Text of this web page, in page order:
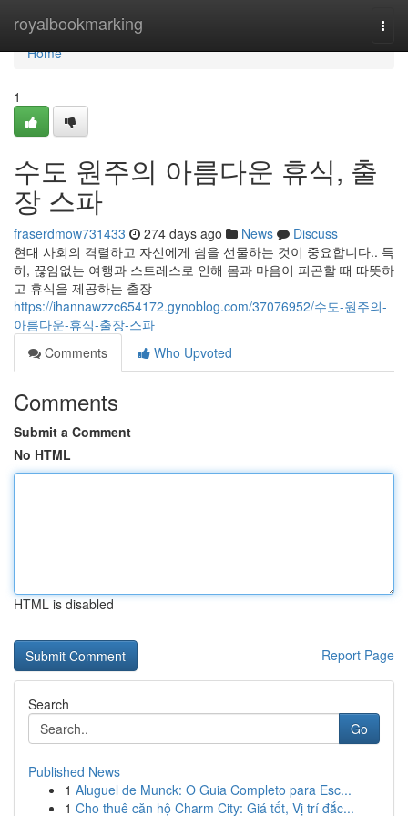
royalbookmarking
Home
Home
1
수도 원주의 아름다운 휴식, 출
장 스파
fraserdmow731433 274 days ago News
Discuss
현대 사회의 격렬하고 자신에게 쉼을 선물하는 것이 중요합니다.. 특
히, 끊임없는 여행과 스트레스로 인해 몸과 마음이 피곤할 때 따뜻하
고 휴식을 제공하는 출장
https://ihannawzzc654172.gynoblog.com/37076952/수도-원주의-
아름다운-휴식-출장-스파
Comments
Who Upvoted
Comments
Submit a Comment
No HTML
HTML is disabled
Report Page
Search
Go
Published News
1 Aluguel de Munck: O Guia Completo para Esc...
1 Cho thuê căn hộ Charm City: Giá tốt, Vị trí đắc...